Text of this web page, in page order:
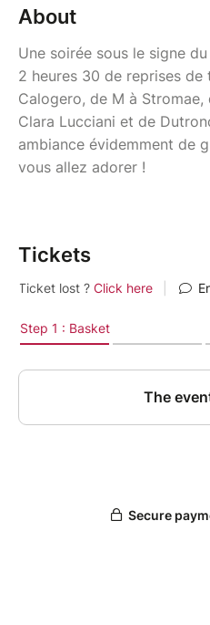
About
Une soirée sous le signe
2 heures 30 de reprises
Calogero, de M à
Clara Lucciani et de
ambiance évidemment de
vous allez adorer !
Tickets